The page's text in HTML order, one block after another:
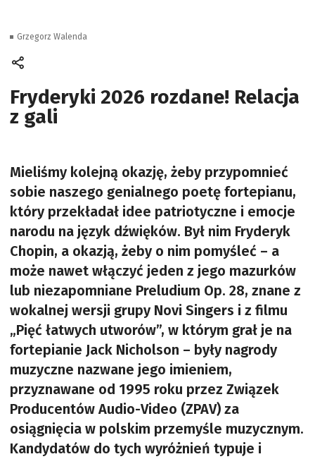
Fryderyki 2026 rozdane! Relacja
z gali
Mieliśmy kolejną okazję, żeby przypomnieć
sobie naszego genialnego poetę fortepianu,
który przekładał idee patriotyczne i emocje
narodu na język dźwięków. Był nim Fryderyk
Chopin, a okazją, żeby o nim pomyśleć – a
może nawet włączyć jeden z jego mazurków
lub niezapomniane Preludium Op. 28, znane z
wokalnej wersji grupy Novi Singers i z filmu
„Pięć łatwych utworów”, w którym grał je na
fortepianie Jack Nicholson – były nagrody
muzyczne nazwane jego imieniem,
przyznawane od 1995 roku przez Związek
Producentów Audio-Video (ZPAV) za
osiągnięcia w polskim przemyśle muzycznym.
Kandydatów do tych wyróżnień typuje i
Grzegorz Walenda